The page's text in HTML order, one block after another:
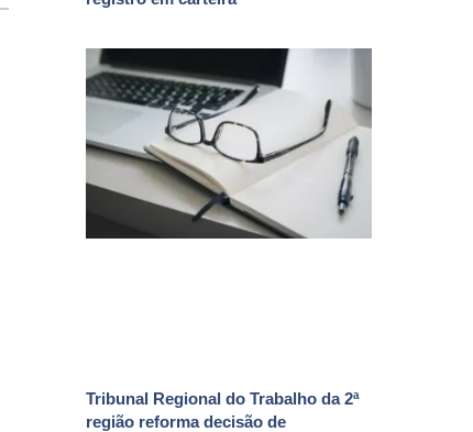
Tribunal Regional do Trabalho da 2ª
região reforma decisão de